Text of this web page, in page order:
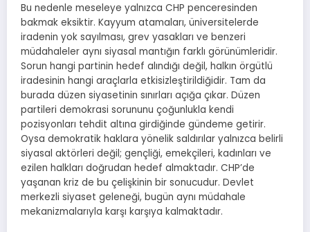
Bu nedenle meseleye yalnızca CHP penceresinden
bakmak eksiktir. Kayyum atamaları, üniversitelerde
iradenin yok sayılması, grev yasakları ve benzeri
müdahaleler aynı siyasal mantığın farklı görünümleridir.
Sorun hangi partinin hedef alındığı değil, halkın örgütlü
iradesinin hangi araçlarla etkisizleştirildiğidir. Tam da
burada düzen siyasetinin sınırları açığa çıkar. Düzen
partileri demokrasi sorununu çoğunlukla kendi
pozisyonları tehdit altına girdiğinde gündeme getirir.
Oysa demokratik haklara yönelik saldırılar yalnızca belirli
siyasal aktörleri değil; gençliği, emekçileri, kadınları ve
ezilen halkları doğrudan hedef almaktadır. CHP’de
yaşanan kriz de bu çelişkinin bir sonucudur. Devlet
merkezli siyaset geleneği, bugün aynı müdahale
mekanizmalarıyla karşı karşıya kalmaktadır.